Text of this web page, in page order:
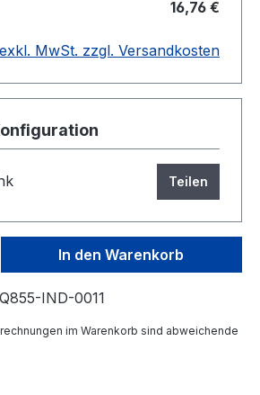
16,76 €
MwSt. zzgl. Versandkosten
Teilen
Gib den
In den Warenkorb
Q855-IND-0011
im Warenkorb sind abweichende